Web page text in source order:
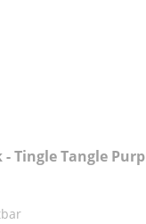
Tingle Tangle